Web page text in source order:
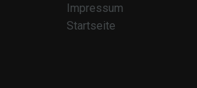
Impressum
Startseite